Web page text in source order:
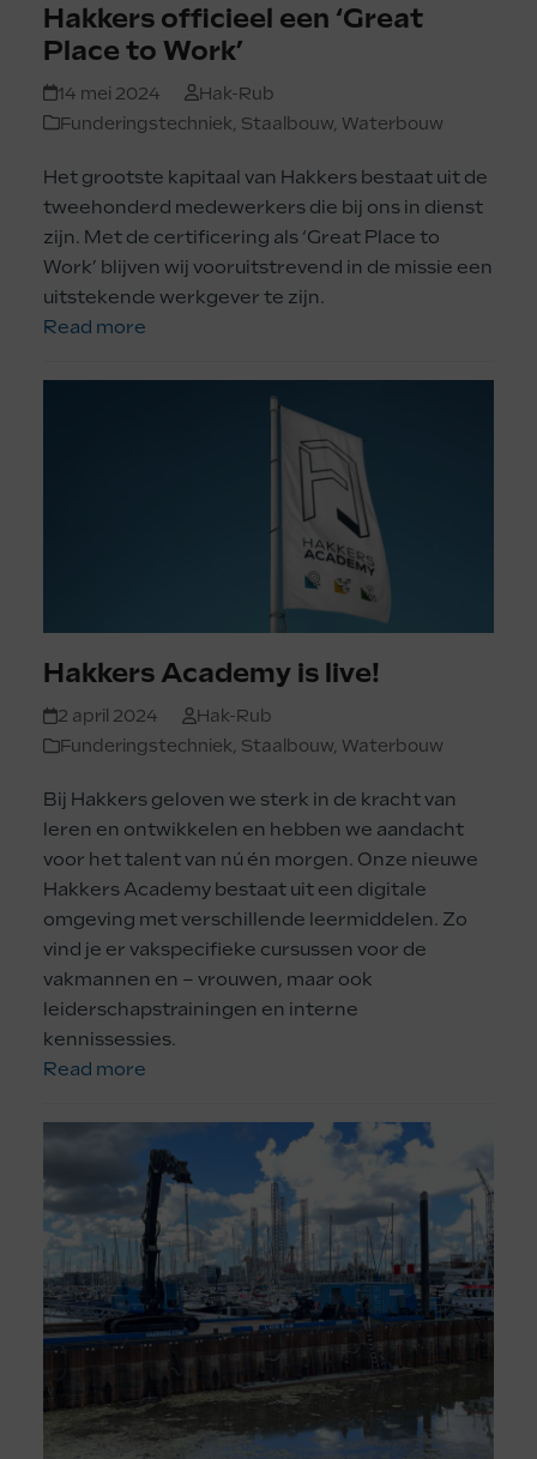
Hakkers officieel een ‘Great
Place to Work’
14 mei 2024
Hak-Rub
Funderingstechniek Staalbouw, Waterbouw
Het grootste kapitaal van Hakkers bestaat uit de
tweehonderd medewerkers die bij ons in dienst
zijn. Met de certificering als ‘Great Place to
Work’ blijven wij vooruitstrevend in de missie een
uitstekende werkgever te zijn.
Read more
Hakkers Academy is live!
2 april 2024
Hak-Rub
Funderingstechniek Staalbouw, Waterbouw
Bij Hakkers geloven we sterk in de kracht van
leren en ontwikkelen en hebben we aandacht
voor het talent van nú én morgen. Onze nieuwe
Hakkers Academy bestaat uit een digitale
omgeving met verschillende leermiddelen. Zo
vind je er vakspecifieke cursussen voor de
vakmannen en – vrouwen, maar ook
leiderschapstrainingen en interne
kennissessies.
Read more